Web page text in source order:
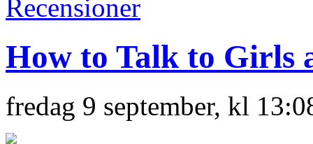
Recensioner
How to Talk to Girls
fredag 9 september, kl